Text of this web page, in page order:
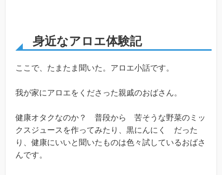
身近なアロエ体験記
ここで、たまたま聞いた。アロエ小話です。
我が家にアロエをくださった親戚のおばさん。
健康オタクなのか？ 普段から 苦そうな野菜のミッ
クスジュースを作ってみたり、黒にんにく だった
り、健康にいいと聞いたものは色々試しているおばさ
んです。